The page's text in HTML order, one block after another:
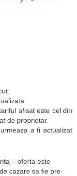
afisat este cel din
de proprietar.
a fi actualizat
– oferta este
cazare sa fie pre-